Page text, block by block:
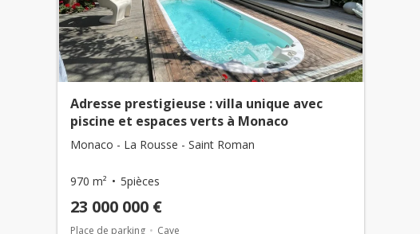
Adresse prestigieuse : villa unique avec
piscine et espaces verts à Monaco
Monaco - La Rousse - Saint Roman
970 m² 5pièces
23 000 000 €
Place de parking Cave